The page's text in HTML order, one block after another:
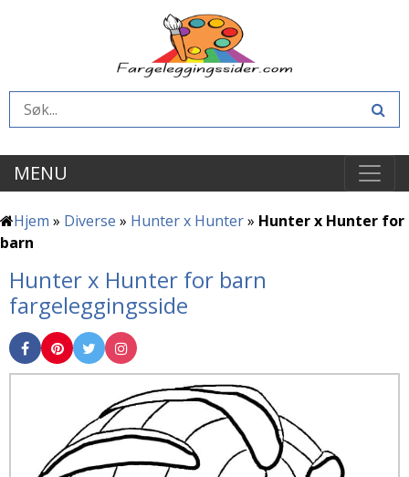
MENU
Hjem » Diverse » Hunter x Hunter» Hunter x Hunter for
barn
Hunter x Hunter for barn
fargeleggingsside